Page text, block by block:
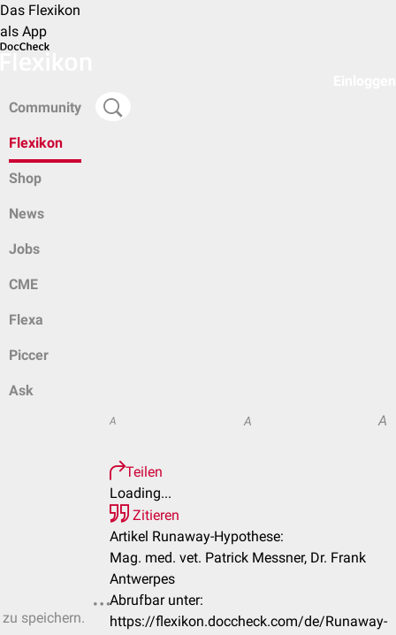
Das Flexikon
als App
Community
Flexikon
Shop
News
Jobs
CME
Flexa
Piccer
Ask
speichern.
A A A
Teilen
Loading...
Zitieren
Artikel Runaway-Hypothese:
Mag. med. vet. Patrick Messner, Dr. Frank
Antwerpes
Abrufbar unter:
https://flexikon.doccheck.com/de/Runaway-